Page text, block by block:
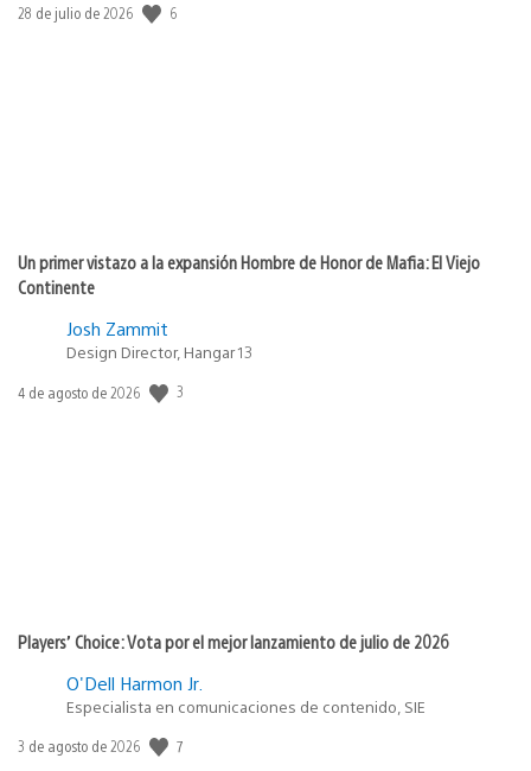
Fecha
28 de julio de 2026 6
Un primer vistazo a la expansión Hombre de Honor de Mafia: El Viejo
Continente
Josh Zammit
Design Director, Hangar 13
Fecha
4 de agosto de 2026 3
Players’ Choice: Vota por el mejor lanzamiento de julio de 2026
O'Dell Harmon Jr.
Especialista en comunicaciones de contenido, SIE
Fecha
3 de agosto de 2026 7